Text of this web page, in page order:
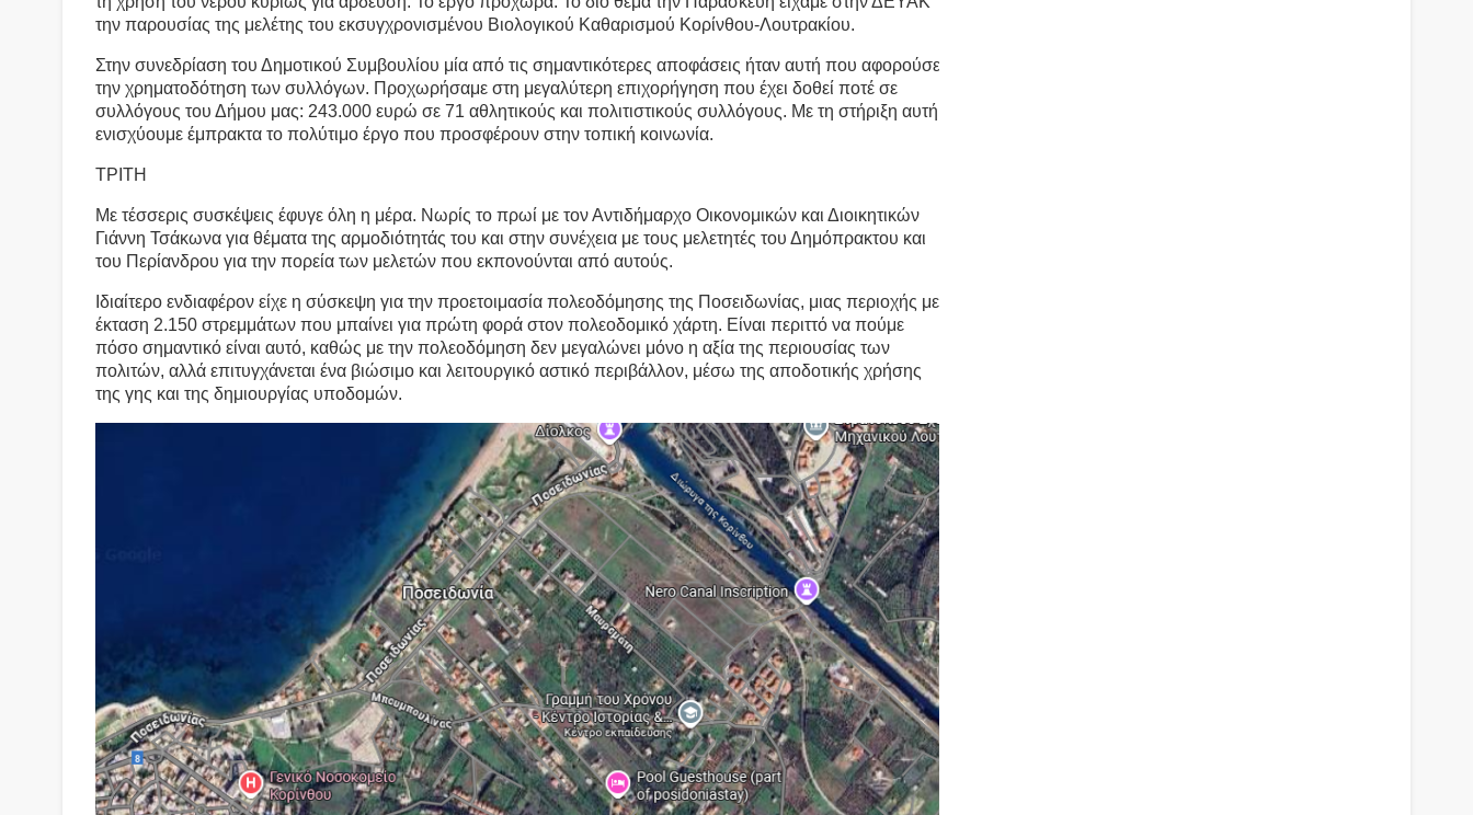
την παρουσίας της μελέτης του εκσυγχρονισμένου Βιολογικού Καθαρισμού Κορίνθου-Λουτρακίου.
Στην συνεδρίαση του Δημοτικού Συμβουλίου μία από τις σημαντικότερες αποφάσεις ήταν αυτή που αφορούσε
την χρηματοδότηση των συλλόγων. Προχωρήσαμε στη μεγαλύτερη επιχορήγηση που έχει δοθεί ποτέ σε
συλλόγους του Δήμου μας: 243.000 ευρώ σε 71 αθλητικούς και πολιτιστικούς συλλόγους. Με τη στήριξη αυτή
ενισχύουμε έμπρακτα το πολύτιμο έργο που προσφέρουν στην τοπική κοινωνία.
ΤΡΙΤΗ
Με τέσσερις συσκέψεις έφυγε όλη η μέρα. Νωρίς το πρωί με τον Αντιδήμαρχο Οικονομικών και Διοικητικών
Γιάννη Τσάκωνα για θέματα της αρμοδιότητάς του και στην συνέχεια με τους μελετητές του Δημόπρακτου και
του Περίανδρου για την πορεία των μελετών που εκπονούνται από αυτούς.
Ιδιαίτερο ενδιαφέρον είχε η σύσκεψη για την προετοιμασία πολεοδόμησης της Ποσειδωνίας, μιας περιοχής με
έκταση 2.150 στρεμμάτων που μπαίνει για πρώτη φορά στον πολεοδομικό χάρτη. Είναι περιττό να πούμε
πόσο σημαντικό είναι αυτό, καθώς με την πολεοδόμηση δεν μεγαλώνει μόνο η αξία της περιουσίας των
πολιτών, αλλά επιτυγχάνεται ένα βιώσιμο και λειτουργικό αστικό περιβάλλον, μέσω της αποδοτικής χρήσης
της γης και της δημιουργίας υποδομών.